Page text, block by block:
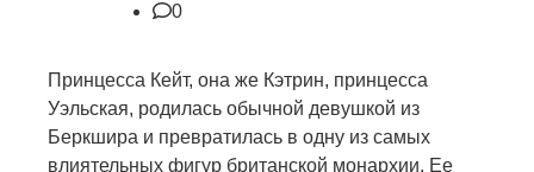
0
Принцесса Кейт, она же Кэтрин, принцесса
Уэльская, родилась обычной девушкой из
Беркшира и превратилась в одну из самых
влиятельных фигур британской монархии. Ее